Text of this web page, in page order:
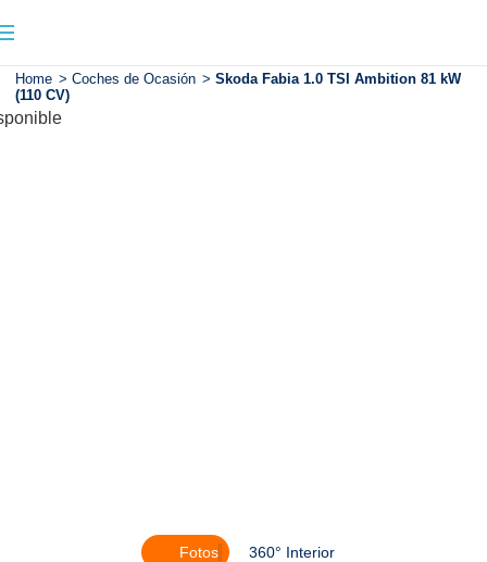
Home > Coches de Ocasión > Skoda Fabia 1.0 TSI Ambition 81 kW
(110 CV)
Fotos 360° Interior